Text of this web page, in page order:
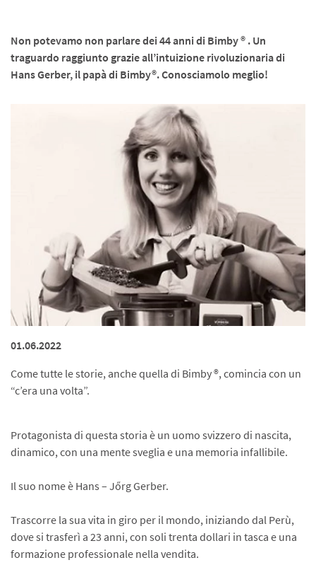
Non potevamo non parlare dei 44 anni di Bimby ® . Un
traguardo raggiunto grazie all’intuizione rivoluzionaria di
Hans Gerber, il papà di Bimby®. Conosciamolo meglio!
01.06.2022
Come tutte le storie, anche quella di Bimby ®, comincia con un
“c’era una volta”.
Protagonista di questa storia è un uomo svizzero di nascita,
dinamico, con una mente sveglia e una memoria infallibile.
Il suo nome è Hans – Jőrg Gerber.
Trascorre la sua vita in giro per il mondo, iniziando dal Perù,
dove si trasferì a 23 anni, con soli trenta dollari in tasca e una
formazione professionale nella vendita.